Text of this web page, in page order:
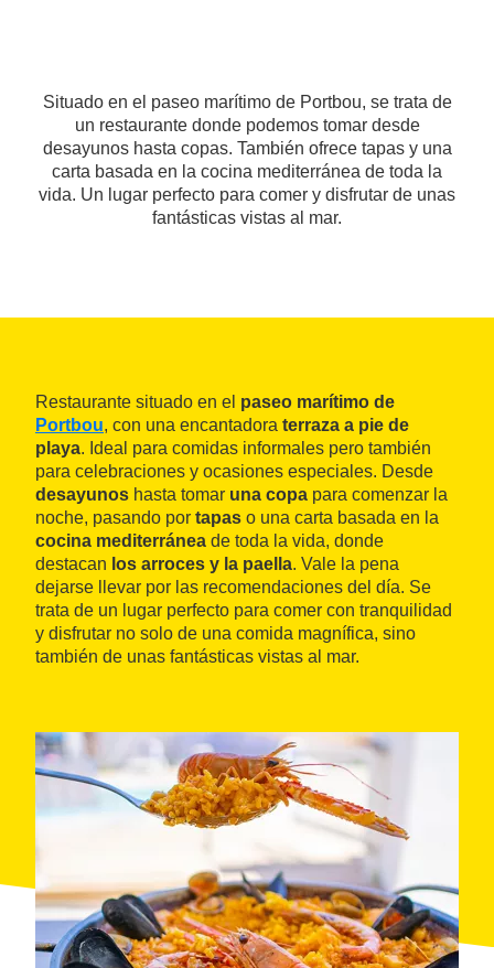
Situado en el paseo marítimo de Portbou, se trata de
un restaurante donde podemos tomar desde
desayunos hasta copas. También ofrece tapas y una
carta basada en la cocina mediterránea de toda la
vida. Un lugar perfecto para comer y disfrutar de unas
fantásticas vistas al mar.
Restaurante situado en el paseo marítimo de
Portbou, con una encantadora terraza a pie de
playa. Ideal para comidas informales pero también
para celebraciones y ocasiones especiales. Desde
desayunos hasta tomar una copa para comenzar la
noche, pasando por tapas o una carta basada en la
cocina mediterránea de toda la vida, donde
destacan los arroces y la paella. Vale la pena
dejarse llevar por las recomendaciones del día. Se
trata de un lugar perfecto para comer con tranquilidad
y disfrutar no solo de una comida magnífica, sino
también de unas fantásticas vistas al mar.